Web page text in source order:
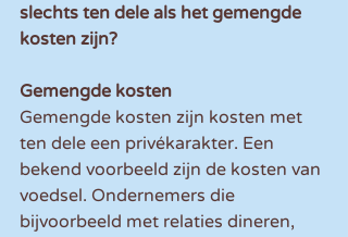
slechts ten dele als het gemengde
kosten zijn?
Gemengde kosten
Gemengde kosten zijn kosten met
ten dele een privékarakter. Een
bekend voorbeeld zijn de kosten van
voedsel. Ondernemers die
bijvoorbeeld met relaties dineren,